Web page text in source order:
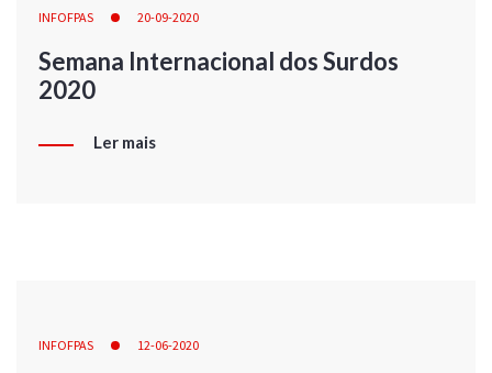
INFOFPAS 20-09-2020
Semana Internacional dos Surdos
2020
Ler mais
INFOFPAS 12-06-2020